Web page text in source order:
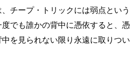
チープ・トリックには弱点という
でも誰かの背中に憑依すると、憑
を見られない限り永遠に取りつい